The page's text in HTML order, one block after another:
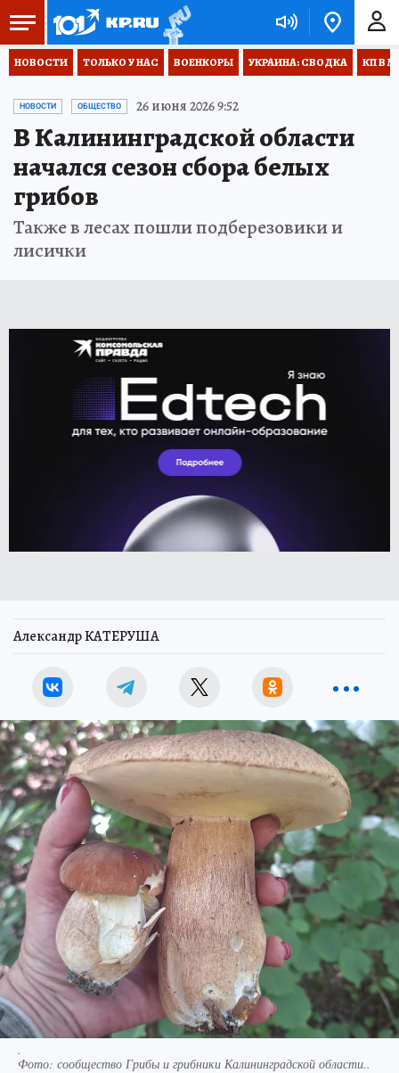
НОВОСТИ ТОЛЬКО У НАС ВОЕНКОРЫ УКРАИНА: СВОДКА КП В
НОВОСТИ ОБЩЕСТВО 26 июня 2026 9:52
В Калининградской области
начался сезон сбора белых
грибов
Также в лесах пошли подберезовики и
лисички
Александр КАТЕРУША
.
Фото: сообщество Грибы и грибники Калининградской области..